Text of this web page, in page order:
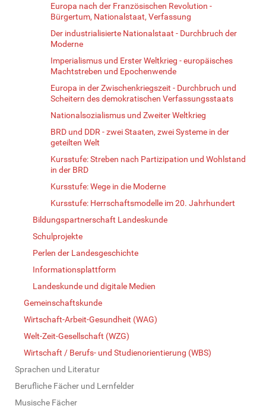
Europa nach der Französischen Revolution -
Bürgertum, Nationalstaat, Verfassung
Der industrialisierte Nationalstaat - Durchbruch der
Moderne
Imperialismus und Erster Weltkrieg - europäisches
Machtstreben und Epochenwende
Europa in der Zwischenkriegszeit - Durchbruch und
Scheitern des demokratischen Verfassungsstaats
Nationalsozialismus und Zweiter Weltkrieg
BRD und DDR - zwei Staaten, zwei Systeme in der
geteilten Welt
Kursstufe: Streben nach Partizipation und Wohlstand
in der BRD
Kursstufe: Wege in die Moderne
Kursstufe: Herrschaftsmodelle im 20. Jahrhundert
Bildungspartnerschaft Landeskunde
Schulprojekte
Perlen der Landesgeschichte
Informationsplattform
Landeskunde und digitale Medien
Gemeinschaftskunde
Wirtschaft-Arbeit-Gesundheit (WAG)
Welt-Zeit-Gesellschaft (WZG)
Wirtschaft / Berufs- und Studienorientierung (WBS)
Sprachen und Literatur
Berufliche Fächer und Lernfelder
Musische Fächer